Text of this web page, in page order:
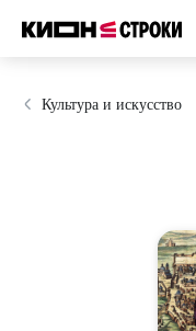
Культура и искусство